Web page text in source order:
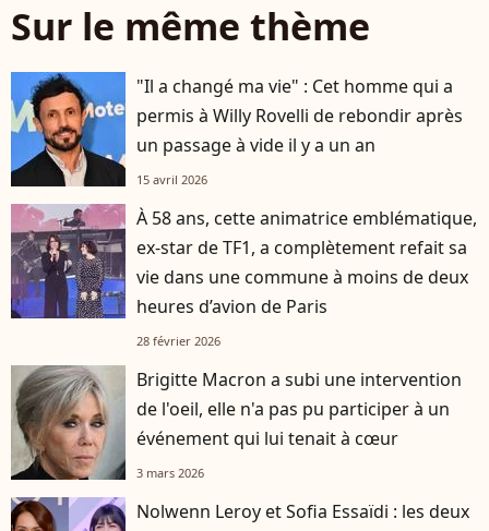
Sur le même thème
"Il a changé ma vie" : Cet homme qui a
permis à Willy Rovelli de rebondir après
un passage à vide il y a un an
15 avril 2026
À 58 ans, cette animatrice emblématique,
ex-star de TF1, a complètement refait sa
vie dans une commune à moins de deux
heures d’avion de Paris
28 février 2026
Brigitte Macron a subi une intervention
de l'oeil, elle n'a pas pu participer à un
événement qui lui tenait à cœur
3 mars 2026
Nolwenn Leroy et Sofia Essaïdi : les deux